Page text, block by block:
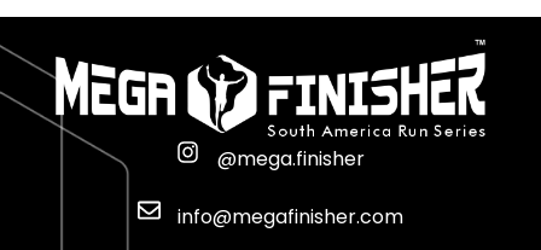
@mega.finisher
info@megafinisher.com